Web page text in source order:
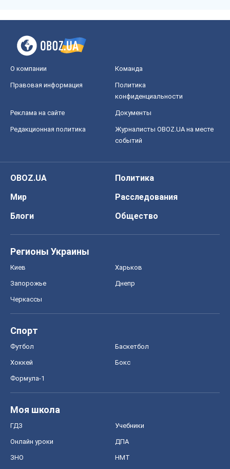
О компании Команда
Правовая информация
Политика
конфиденциальности
Реклама на сайте Документы
Редакционная политика
Журналисты OBOZ.UA на месте
событий
OBOZ.UA
Политика
Мир
Расследования
Блоги
Общество
Регионы Украины
Киев Харьков
Запорожье Днепр
Черкассы
Спорт
Футбол Баскетбол
Хоккей Бокс
Формула-1
Моя школа
ГДЗ Учебники
Онлайн уроки ДПА
ЗНО НМТ